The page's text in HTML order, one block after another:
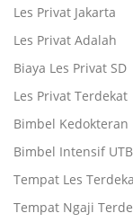
Les Privat Jakarta
Les Privat Adalah
Biaya Les Privat SD
Les Privat Terdekat
Bimbel Kedokteran
Bimbel Intensif
Tempat Les
Tempat Ngaji